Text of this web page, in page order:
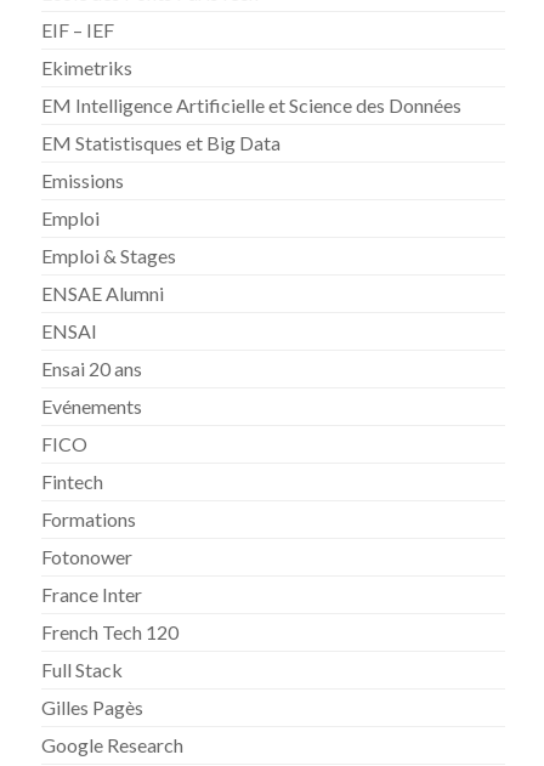
EIF – IEF
Ekimetriks
EM Intelligence Artificielle et Science des Données
EM Statistisques et Big Data
Emissions
Emploi
Emploi & Stages
ENSAE Alumni
ENSAI
Ensai 20 ans
Evénements
FICO
Fintech
Formations
Fotonower
France Inter
French Tech 120
Full Stack
Gilles Pagès
Google Research